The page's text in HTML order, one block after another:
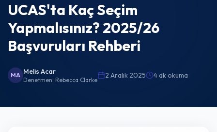
UCAS'ta Kaç Seçim
Yapmalısınız? 2025/26
Başvuruları Rehberi
MA Melis Acar
Denetmen: Rebecca Clarke
2 Aralık 2025 4 dk okuma